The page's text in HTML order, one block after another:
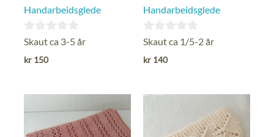
Handarbeidsglede
0
ut
Skaut ca 3-5 år
kr 150
Handarbeidsglede
0
ut
Skaut ca 1/5-2 år
kr 140